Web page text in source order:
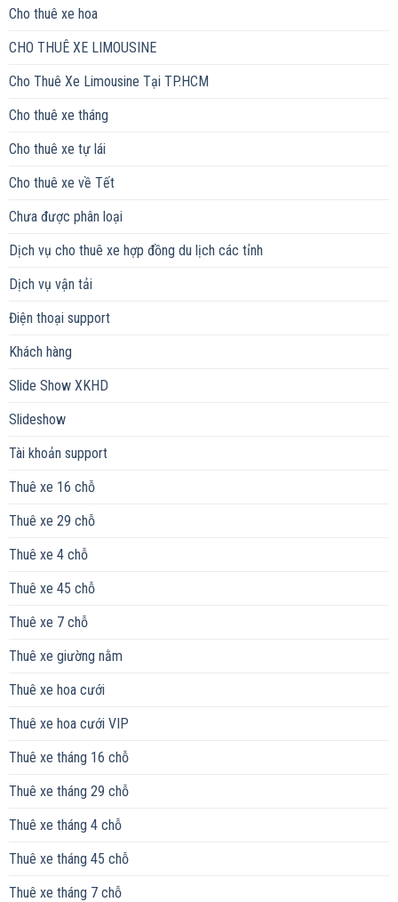
Cho thuê xe hoa
CHO THUÊ XE LIMOUSINE
Cho Thuê Xe Limousine Tại TP.HCM
Cho thuê xe tháng
Cho thuê xe tự lái
Cho thuê xe về Tết
Chưa được phân loại
Dịch vụ cho thuê xe hợp đồng du lịch các tỉnh
Dịch vụ vận tải
Điện thoại support
Khách hàng
Slide Show XKHD
Slideshow
Tài khoản support
Thuê xe 16 chỗ
Thuê xe 29 chỗ
Thuê xe 4 chỗ
Thuê xe 45 chỗ
Thuê xe 7 chỗ
Thuê xe giường nằm
Thuê xe hoa cưới
Thuê xe hoa cưới VIP
Thuê xe tháng 16 chỗ
Thuê xe tháng 29 chỗ
Thuê xe tháng 4 chỗ
Thuê xe tháng 45 chỗ
Thuê xe tháng 7 chỗ